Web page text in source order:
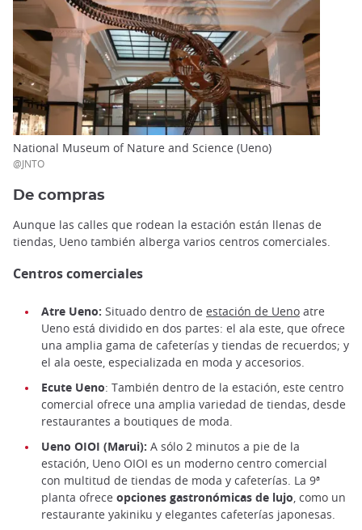
National Museum of Nature and Science (Ueno)
@JNTO
De compras
Aunque las calles que rodean la estación están llenas de
tiendas, Ueno también alberga varios centros comerciales.
Centros comerciales
Atre Ueno: Situado dentro de estación de Ueno atre
Ueno está dividido en dos partes: el ala este, que ofrece
una amplia gama de cafeterías y tiendas de recuerdos; y
el ala oeste, especializada en moda y accesorios.
Ecute Ueno: También dentro de la estación, este centro
comercial ofrece una amplia variedad de tiendas, desde
restaurantes a boutiques de moda.
Ueno OIOI (Marui): A sólo 2 minutos a pie de la
estación, Ueno OIOI es un moderno centro comercial
con multitud de tiendas de moda y cafeterías. La 9ª
planta ofrece opciones gastronómicas de lujo, como un
restaurante yakiniku y elegantes cafeterías japonesas.